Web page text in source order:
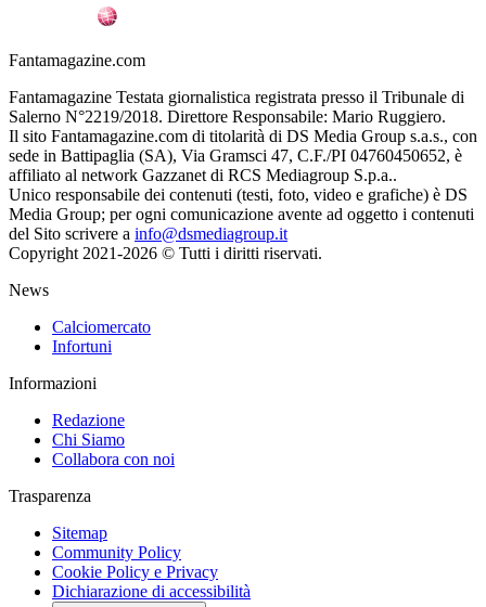
Fantamagazine.com
Fantamagazine Testata giornalistica registrata presso il Tribunale di
Salerno N°2219/2018. Direttore Responsabile: Mario Ruggiero.
Il sito Fantamagazine.com di titolarità di DS Media Group s.a.s., con
sede in Battipaglia (SA), Via Gramsci 47, C.F./PI 04760450652, è
affiliato al network Gazzanet di RCS Mediagroup S.p.a..
Unico responsabile dei contenuti (testi, foto, video e grafiche) è DS
Media Group; per ogni comunicazione avente ad oggetto i contenuti
del Sito scrivere a info@dsmediagroup.it
Copyright 2021-2026 © Tutti i diritti riservati.
News
Calciomercato
Infortuni
Informazioni
Redazione
Chi Siamo
Collabora con noi
Trasparenza
Sitemap
Community Policy
Cookie Policy e Privacy
Dichiarazione di accessibilità